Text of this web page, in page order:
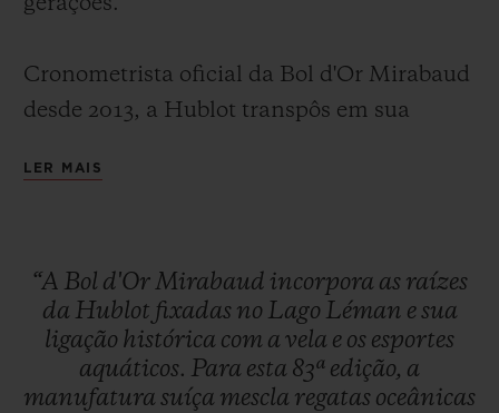
Cronometrista oficial da Bol d'Or Mirabaud
desde 2013, a Hublot transpôs em sua
Chronograph tudo o que o faz a Bol d’Or
turbulentas e violentas que atestam a fama
de uma regata complexa de se lidar.
LER MAIS
“A Bol d'OrMirabaud incorpora as raízes
da Hublot fixadas no Lago Léman esua
ligação histórica com a vela e os esportes
aquáticos. Para esta 83ª edição, a
manufatura suíça mescla regatas oceânicas